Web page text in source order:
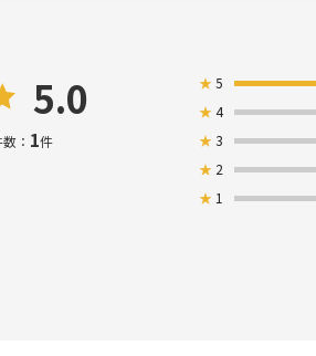
5.0
： 1件
★5
★4
★3
★ 2
★ 1